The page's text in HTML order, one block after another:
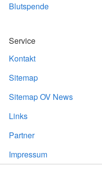
Blutspende
Service
Kontakt
Sitemap
Sitemap OV News
Links
Partner
Impressum